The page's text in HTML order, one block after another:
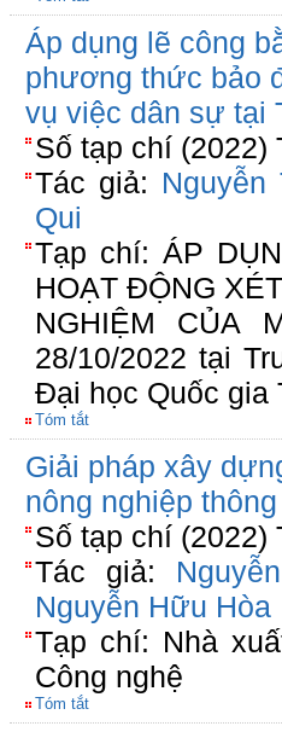
Áp dụng lẽ công
phương thức bảo
vụ việc dân sự tại
Số tạp chí (2022)
Tác giả: Nguyễn
Qui
Tạp chí: ÁP
HOẠT ĐỘNG
NGHIỆM CỦA
28/10/2022 tại
Đại học Quốc gia
Tóm tắt
Giải pháp xây
nông nghiệp
Số tạp chí (2022)
Tác giả:
Nguyễn Hữu Hòa
Tạp chí: Nhà
Công nghệ
Tóm tắt